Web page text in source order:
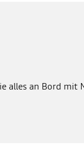
alles an Bord mit